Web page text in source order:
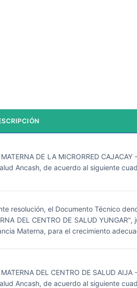
DE LA MICRORRED
Ancash, de acuerdo al siguiente
resolución, el Documento Técnico
DEL CENTRO DE SALUD
Materna, para el crecimiento
DEL CENTRO DE SALUD
Ancash, de acuerdo al siguiente